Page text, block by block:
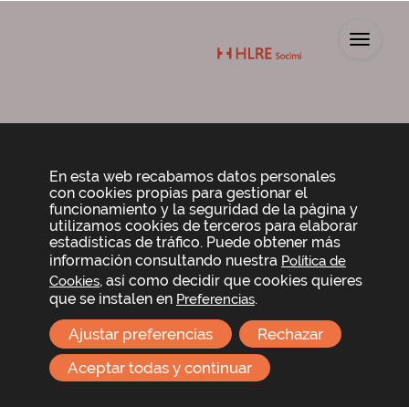
Canal ético y de
denuncias
Política del Sistema Interno de
Información
DESCARGAR
En esta web recabamos datos personales
con cookies propias para gestionar el
funcionamiento y la seguridad de la página y
utilizamos cookies de terceros para elaborar
estadísticas de tráfico. Puede obtener más
información consultando nuestra Política de
Cookies, así como decidir que cookies quieres
que se instalen en Preferencias.
Aceptar todas y continuar
Rechazar
Ajustar preferencias